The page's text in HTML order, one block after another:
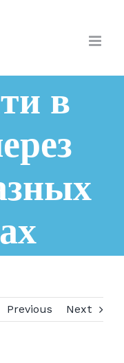
в
Previous Next